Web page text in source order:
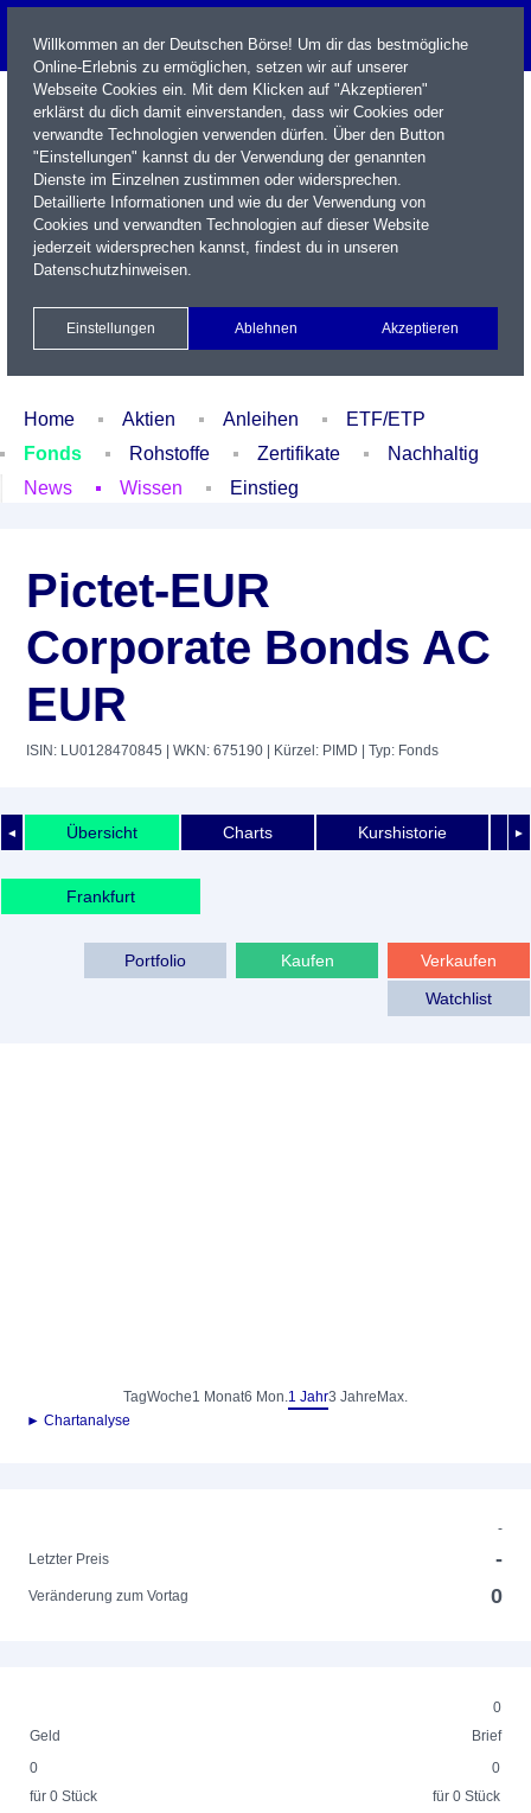
Name / WKN / ISIN / Kürzel
Xetra Realtime
Watchlist Portfolio Login
Home Aktien Anleihen
ETF/ETP
Fonds
Rohstoffe Zertifikate
Nachhaltig
News
Wissen Einstieg
Pictet-EUR
Corporate Bonds AC
EUR
ISIN: LU0128470845 | WKN: 675190 | Kürzel: PIMD | Typ: Fonds
◄ ►
Übersicht Charts Kurshistorie
Frankfurt
Verkaufen
Kaufen
Portfolio
Watchlist
TagWoche1 Monat6 Mon.1 Jahr3 Jahre Max.
► Chartanalyse
-
Letzter Preis
-
Veränderung zum Vortag 0
0
Geld
Brief
0
für 0 Stück
0
für 0 Stück
Willkommen an der Deutschen Börse! Um dir das bestmögliche
Online-Erlebnis zu ermöglichen, setzen wir auf unserer
Webseite Cookies ein. Mit dem Klicken auf "Akzeptieren"
erklärst du dich damit einverstanden, dass wir Cookies oder
verwandte Technologien verwenden dürfen. Über den Button
"Einstellungen" kannst du der Verwendung der genannten
Dienste im Einzelnen zustimmen oder widersprechen.
Detaillierte Informationen und wie du der Verwendung von
Cookies und verwandten Technologien auf dieser Website
jederzeit widersprechen kannst, findest du in unseren
Datenschutzhinweisen.
Einstellungen Ablehnen Akzeptieren